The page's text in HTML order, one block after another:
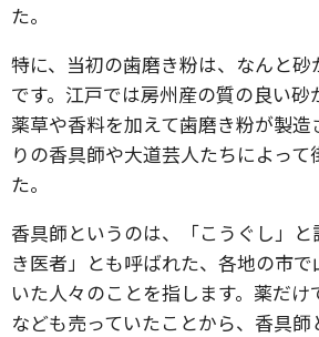
た。
特に、当初の歯磨き粉は、なんと砂
です。江戸では房州産の質の良い砂
薬草や香料を加えて歯磨き粉が製
りの香具師や大道芸人たちによって
た。
香具師というのは、「こうぐし」
き医者」とも呼ばれた、各地の市
いた人々のことを指します。薬だ
なども売っていたことから、香具師